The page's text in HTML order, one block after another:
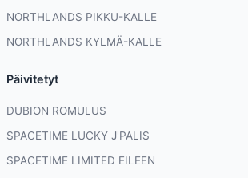
NORTHLANDS PIKKU-KALLE
NORTHLANDS KYLMÄ-KALLE
Päivitetyt
DUBION ROMULUS
SPACETIME LUCKY J'PALIS
SPACETIME LIMITED EILEEN